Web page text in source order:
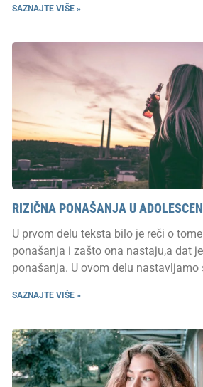
SAZNAJTE VIŠE »
RIZIČNA PONAŠANJA U
U prvom delu teksta bilo je reči o
ponašanja i zašto ona nastaju,a dat
ponašanja. U ovom delu nastavljamo
SAZNAJTE VIŠE »